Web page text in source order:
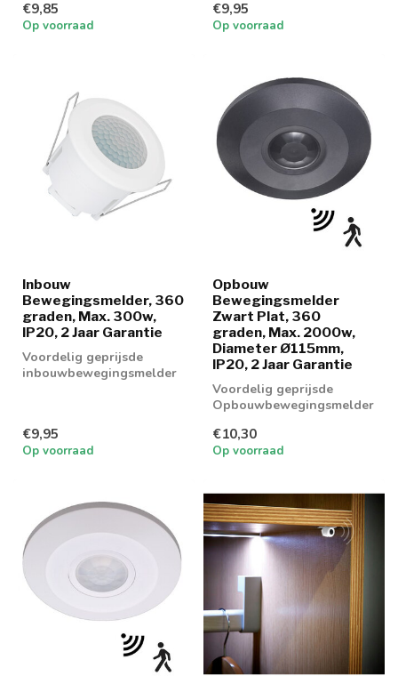
€9,85
Op voorraad
lampen tot maximaa...
€9,95
Op voorraad
Inbouw
Bewegingsmelder, 360
graden, Max. 300w,
IP20, 2 Jaar Garantie
Voordelig geprijsde
inbouwbewegingsmelder
€9,95
Op voorraad
Opbouw
Bewegingsmelder
Zwart Plat, 360
graden, Max. 2000w,
Diameter Ø115mm,
IP20, 2 Jaar Garantie
Voordelig geprijsde
Opbouwbewegingsmelder
tot maximaal ...
€10,30
Op voorraad